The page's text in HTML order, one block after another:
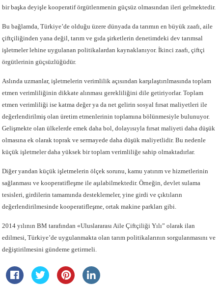
bir başka deyişle kooperatif örgütlenmenin güçsüz olmasından ileri gelmektedir.
Bu bağlamda, Türkiye’de olduğu üzere dünyada da tarımın en büyük zaafı, aile
çiftçiliğinden yana değil, tarım ve gıda şirketlerin denetimdeki dev tarımsal
işletmeler lehine uygulanan politikalardan kaynaklanıyor. İkinci zaafı, çiftçi
örgütlerinin güçsüzlüğüdür.
Aslında uzmanlar, işletmelerin verimlilik açısından karşılaştırılmasında toplam
etmen verimliliğinin dikkate alınması gerekliliğini dile getiriyorlar. Toplam
etmen verimliliği ise katma değer ya da net gelirin sosyal fırsat maliyetleri ile
değerlendirilmiş olan üretim etmenlerinin toplamına bölünmesiyle bulunuyor.
Gelişmekte olan ülkelerde emek daha bol, dolayısıyla fırsat maliyeti daha düşük
olmasına ek olarak toprak ve sermayede daha düşük maliyetlidir. Bu nedenle
küçük işletmeler daha yüksek bir toplam verimliliğe sahip olmaktadırlar.
Diğer yandan küçük işletmelerin ölçek sorunu, kamu yatırım ve hizmetlerinin
sağlanması ve kooperatifleşme ile aşılabilmektedir. Örneğin, devlet sulama
tesisleri, girdilerin tamamında desteklemeler, yine girdi ve çıktıların
değerlendirilmesinde kooperatifleşme, ortak makine parkları gibi.
2014 yılının BM tarafından «Uluslararası Aile Çiftçiliği Yılı” olarak ilan
edilmesi, Türkiye’de uygulanmakta olan tarım politikalarının sorgulanmasını ve
değiştirilmesini gündeme getirmeli.